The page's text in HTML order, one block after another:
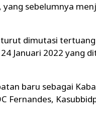
sebelumnya
dimutasi
Januari 2022 yang
baru sebagai
Fernandes,